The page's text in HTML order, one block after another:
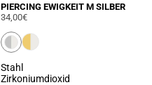
PIERCING EWIGKEIT M SILBER
34,00€
Stahl
Zirkoniumdioxid